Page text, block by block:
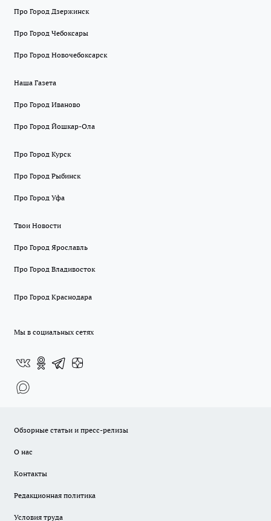
Про Город Дзержинск
Про Город Чебоксары
Про Город Новочебоксарск
Наша Газета
Про Город Иваново
Про Город Йошкар-Ола
Про Город Курск
Про Город Рыбинск
Про Город Уфа
Твои Новости
Про Город Ярославль
Про Город Владивосток
Про Город Краснодара
Мы в социальных сетях
Обзорные статьи и пресс-релизы
О нас
Контакты
Редакционная политика
Условия труда